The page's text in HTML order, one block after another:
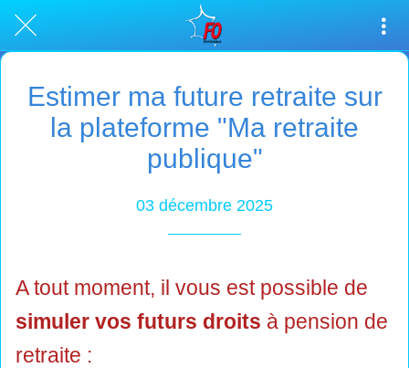
Estimer ma future retraite sur
la plateforme "Ma retraite
publique"
03 décembre 2025
A tout moment, il vous est possible de
simuler vos futurs droits à pension de
retraite :